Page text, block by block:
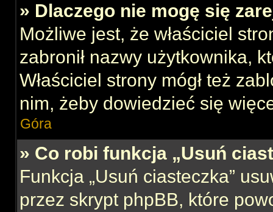
» Dlaczego nie mogę się
Możliwe jest, że właściciel
zabronił nazwy użytkownika,
Właściciel strony mógł też
nim, żeby dowiedzieć się
Góra
» Co robi funkcja „Usuń
Funkcja „Usuń ciasteczka”
przez skrypt phpBB, które